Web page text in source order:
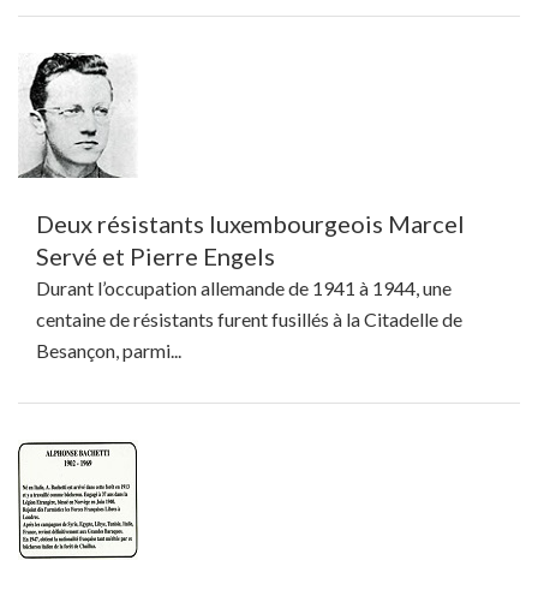
Deux résistants luxembourgeois Marcel
Servé et Pierre Engels
Durant l’occupation allemande de 1941 à 1944, une
centaine de résistants furent fusillés à la Citadelle de
Besançon, parmi...